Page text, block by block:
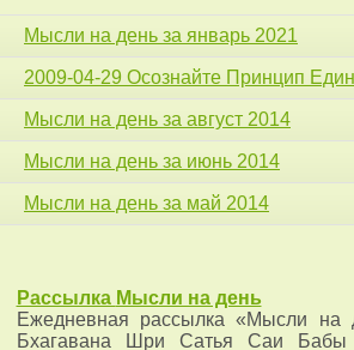
Мысли на день за январь 2021
2009-04-29 Осознайте Принцип
Мысли на день за август 2014
Мысли на день за июнь 2014
Мысли на день за май 2014
Рассылка Мысли на день
Ежедневная рассылка «Мысли на
Бхагавана Шри Сатья Саи Бабы